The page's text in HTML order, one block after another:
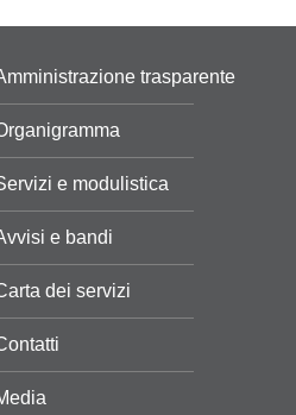
trasparente
e modulistica
e bandi
dei servizi